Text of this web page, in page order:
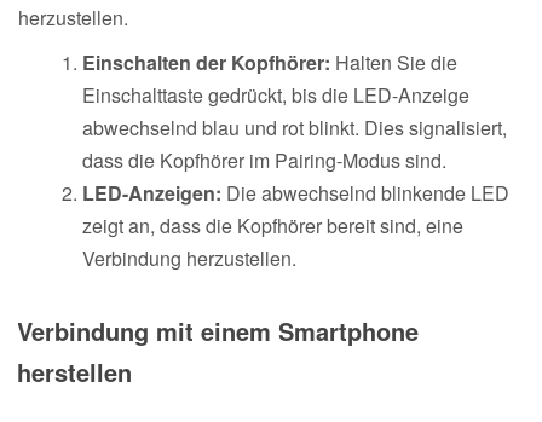
herzustellen.
Einschalten der Kopfhörer: Halten Sie die
Einschalttaste gedrückt, bis die LED-Anzeige
abwechselnd blau und rot blinkt. Dies signalisiert,
dass die Kopfhörer im Pairing-Modus sind.
LED-Anzeigen: Die abwechselnd blinkende LED
zeigt an, dass die Kopfhörer bereit sind, eine
Verbindung herzustellen.
Verbindung mit einem Smartphone
herstellen